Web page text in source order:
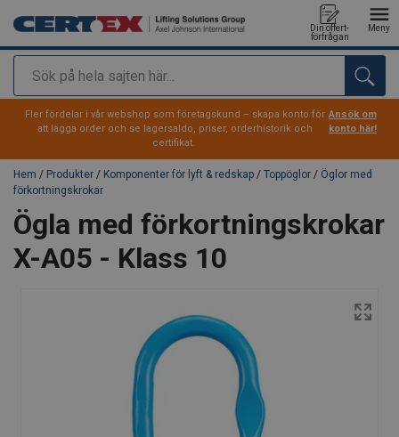
Sök
Din offert-
förfrågan
Meny
tillagd i varukorg
Fler fördelar i vår webshop som företagskund – skapa konto för
att lägga order och se lagersaldo, priser, orderhistorik och
certifikat.
Ansök om
konto här!
Hem / Produkter / Komponenter för lyft & redskap / Toppöglor / Öglor med
förkortningskrokar
Ögla med förkortningskrokar
X-A05 - Klass 10